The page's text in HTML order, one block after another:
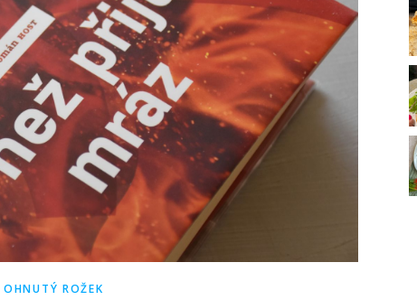
OHNUTÝ ROŽEK